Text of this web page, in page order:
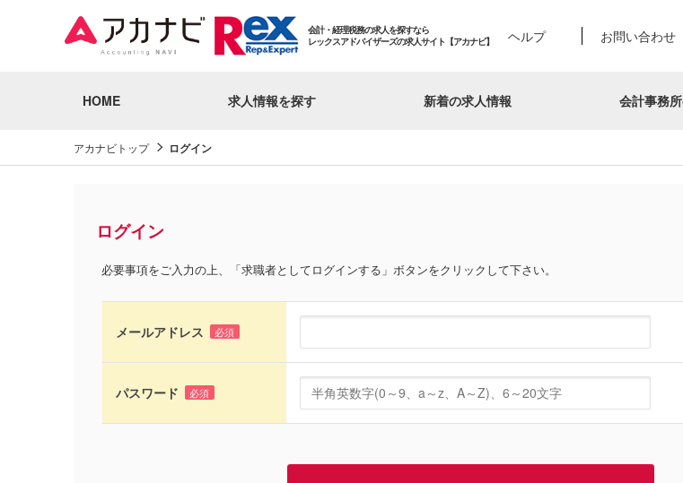
会計・経理税務の求人を探すなら
レックスアドバイザーズの求人サイト【アカナビ】
ヘルプ お問い合わせ
HOME 求人情報を探す 新着の求人情報 会計事務
アカナビトップ ログイン
ログイン
必要事項をご入力の上、「求職者としてログインする」ボタンをクリックして下さい。
メールアドレス 必須
パスワード 必須